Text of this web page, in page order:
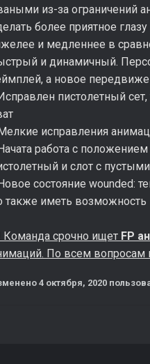
из-за ограничений
более приятное
и медленнее в
и динамичный.
а новое
пистолетный
исправления
работа с
и слот с
состояние wounded:
также иметь возможность
Команда срочно ищет FP
По всем вопросам
4 октября, 2020